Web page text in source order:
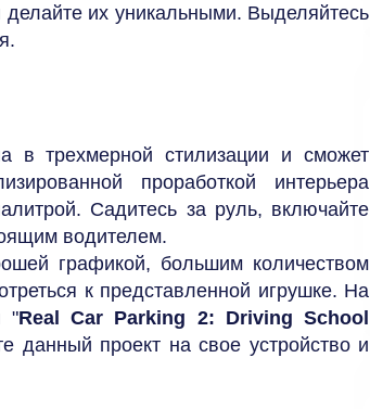
их уникальными. Выделяйтесь
в трехмерной стилизации и сможет
проработкой интерьера
Садитесь за руль, включайте
водителем.
графикой, большим количеством
к представленной игрушке. На
"Real Car Parking 2: Driving School
данный проект на свое устройство и